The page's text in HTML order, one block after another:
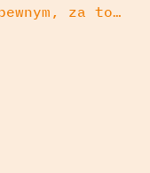
za to…